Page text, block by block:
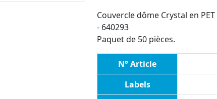
Couvercle dôme Crystal en
- 640293
Paquet de 50 pièces.
N° Article
Labels